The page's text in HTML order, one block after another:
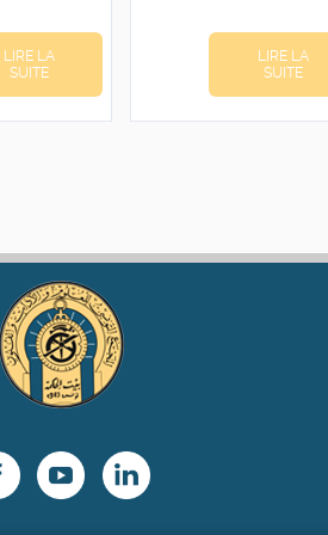
était :
est :
LIRE LA
SUITE
était :
LIRE LA
SUITE